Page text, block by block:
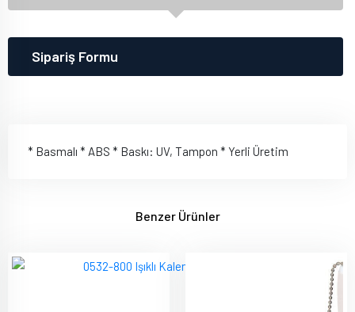
Sipariş Formu
* Basmalı * ABS * Baskı: UV, Tampon * Yerli Üretim
Benzer Ürünler